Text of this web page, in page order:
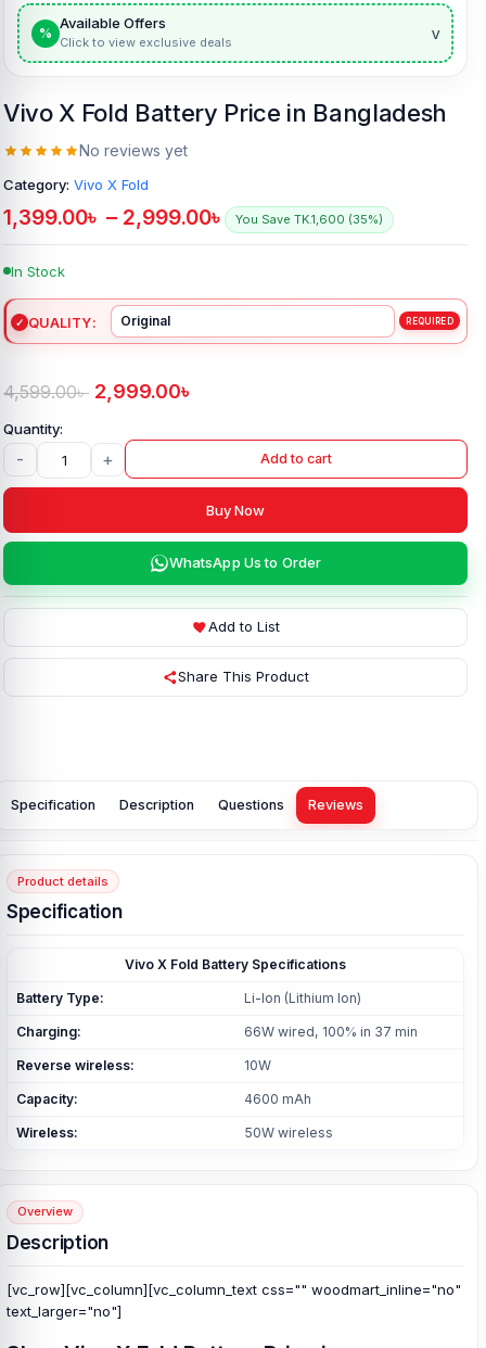
%
Available Offers
Click to view exclusive deals v
Vivo X Fold Battery Price in Bangladesh
No reviews yet
Category: Vivo X Fold
1,399.00৳ – 2,999.00৳ You Save TK.1,600 (35%)
In Stock
QUALITY
4,599.00৳ 2,999.00৳
- + Add to cart
Buy Now
WhatsApp Us to Order
Add to List
Share This Product
Specification Description Questions Reviews
Product details
Specification
Vivo X Fold Battery Specifications
Battery Type: Li-Ion (Lithium Ion)
Charging: 66W wired, 100% in 37 min
Reverse wireless: 10W
Capacity: 4600 mAh
Wireless: 50W wireless
Overview
Description
[vc_row][vc_column][vc_column_text css="" woodmart_inline="no"
text_larger="no"]